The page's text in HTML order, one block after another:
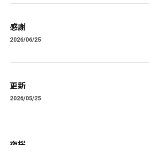
感謝
2026/06/25
更新
2026/05/25